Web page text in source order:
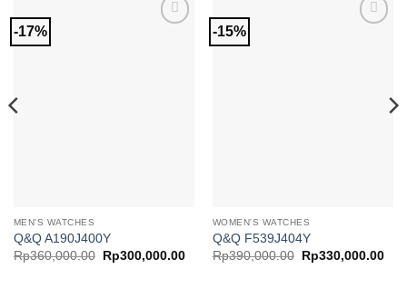
-17%
MEN'S WATCHES
Q&Q A190J400Y
Rp360,000.00
Harga
aslinya
Rp300,000.00Harga
-15%
WOMEN'S WATCHES
Q&Q F539J404Y
Rp390,000.00
Harga
aslinya
Rp330,000.00